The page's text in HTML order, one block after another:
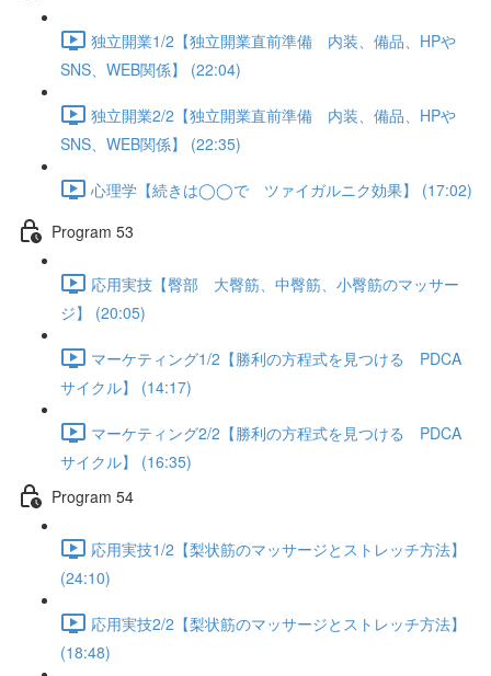
独立開業1/2【独立開業直前準備 内装、備品、HPや
SNS、WEB関係】 (22:04)
独立開業2/2【独立開業直前準備 内装、備品、HPや
SNS、WEB関係】 (22:35)
心理学【続きは◯◯で ツァイガルニク効果】 (17:02)
Program 53
応用実技【臀部 大臀筋、中臀筋、小臀筋のマッサー
ジ】 (20:05)
マーケティング1/2【勝利の方程式を見つける PDCA
サイクル】 (14:17)
マーケティング2/2【勝利の方程式を見つける PDCA
サイクル】 (16:35)
Program 54
応用実技1/2【梨状筋のマッサージとストレッチ方法】
(24:10)
応用実技2/2【梨状筋のマッサージとストレッチ方法】
(18:48)